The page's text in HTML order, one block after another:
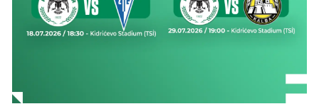
Kastamonu
Kayseri